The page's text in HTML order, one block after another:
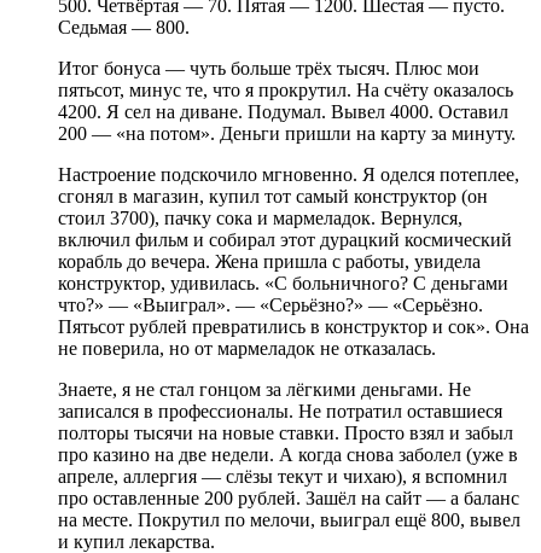
500. Четвёртая — 70. Пятая — 1200. Шестая — пусто.
Седьмая — 800.
Итог бонуса — чуть больше трёх тысяч. Плюс мои
пятьсот, минус те, что я прокрутил. На счёту оказалось
4200. Я сел на диване. Подумал. Вывел 4000. Оставил
200 — «на потом». Деньги пришли на карту за минуту.
Настроение подскочило мгновенно. Я оделся потеплее,
сгонял в магазин, купил тот самый конструктор (он
стоил 3700), пачку сока и мармеладок. Вернулся,
включил фильм и собирал этот дурацкий космический
корабль до вечера. Жена пришла с работы, увидела
конструктор, удивилась. «С больничного? С деньгами
что?» — «Выиграл». — «Серьёзно?» — «Серьёзно.
Пятьсот рублей превратились в конструктор и сок». Она
не поверила, но от мармеладок не отказалась.
Знаете, я не стал гонцом за лёгкими деньгами. Не
записался в профессионалы. Не потратил оставшиеся
полторы тысячи на новые ставки. Просто взял и забыл
про казино на две недели. А когда снова заболел (уже в
апреле, аллергия — слёзы текут и чихаю), я вспомнил
про оставленные 200 рублей. Зашёл на сайт — а баланс
на месте. Покрутил по мелочи, выиграл ещё 800, вывел
и купил лекарства.